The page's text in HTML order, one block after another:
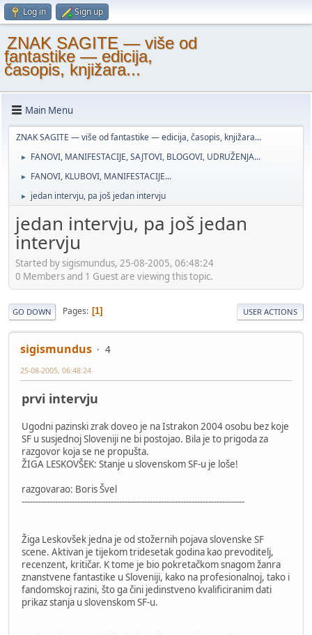
Log in Sign up
ZNAK SAGITE — više od
fantastike — edicija,
časopis, knjižara...
Main Menu
ZNAK SAGITE — više od fantastike — edicija, časopis, knjižara...
► FANOVI, MANIFESTACIJE, SAJTOVI, BLOGOVI, UDRUŽENJA...
► FANOVI, KLUBOVI, MANIFESTACIJE...
► jedan intervju, pa još jedan intervju
jedan intervju, pa još jedan
intervju
Started by sigismundus, 25-08-2005, 06:48:24
0 Members and 1 Guest are viewing this topic.
GO DOWN Pages 1 USER ACTIONS
sigismundus 4
25-08-2005, 06:48:24
prvi intervju
Ugodni pazinski zrak doveo je na Istrakon 2004 osobu bez koje
SF u susjednoj Sloveniji ne bi postojao. Bila je to prigoda za
razgovor koja se ne propušta.
ŽIGA LESKOVŠEK: Stanje u slovenskom SF-u je loše!
razgovarao: Boris Švel
--------------------------------------------------------------------------------
Žiga Leskovšek jedna je od stožernih pojava slovenske SF
scene. Aktivan je tijekom tridesetak godina kao prevoditelj,
recenzent, kritičar. K tome je bio pokretačkom snagom žanra
znanstvene fantastike u Sloveniji, kako na profesionalnoj, tako i
fandomskoj razini, što ga čini jedinstveno kvalificiranim dati
prikaz stanja u slovenskom SF-u.